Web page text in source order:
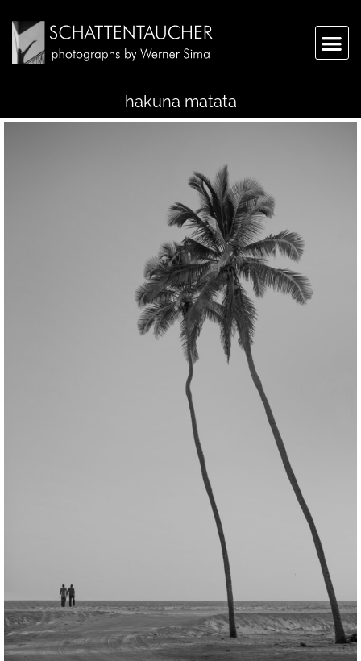
hakuna matata